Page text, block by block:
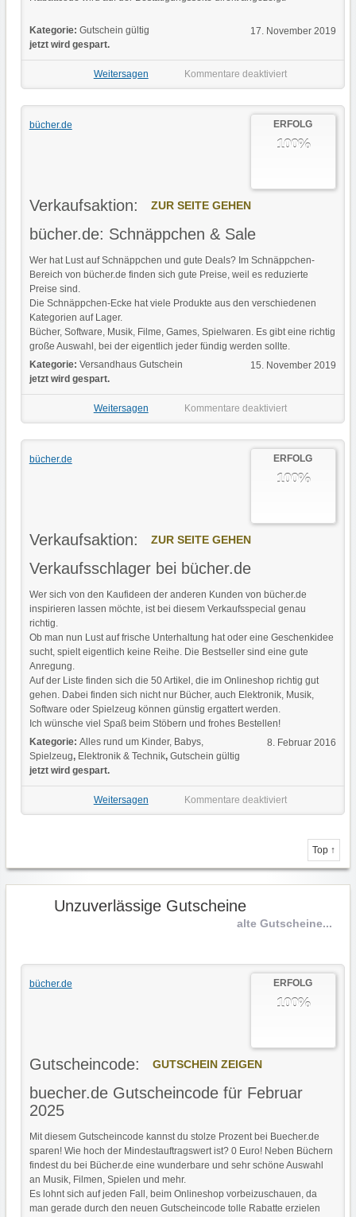
17. November 2019
Kategorie: Gutschein gültig
jetzt wird gespart.
Weitersagen Kommentare deaktiviert
bücher.de ERFOLG
100%
Verkaufsaktion: ZUR SEITE GEHEN
bücher.de: Schnäppchen & Sale
Wer hat Lust auf Schnäppchen und gute Deals? Im Schnäppchen-
Bereich von bücher.de finden sich gute Preise, weil es reduzierte
Preise sind.
Die Schnäppchen-Ecke hat viele Produkte aus den verschiedenen
Kategorien auf Lager.
Bücher, Software, Musik, Filme, Games, Spielwaren. Es gibt eine richtig
große Auswahl, bei der eigentlich jeder fündig werden sollte.
15. November 2019
Kategorie: Versandhaus Gutschein
jetzt wird gespart.
Weitersagen Kommentare deaktiviert
bücher.de ERFOLG
100%
Verkaufsaktion: ZUR SEITE GEHEN
Verkaufsschlager bei bücher.de
Wer sich von den Kaufideen der anderen Kunden von bücher.de
inspirieren lassen möchte, ist bei diesem Verkaufsspecial genau
richtig.
Ob man nun Lust auf frische Unterhaltung hat oder eine Geschenkidee
sucht, spielt eigentlich keine Reihe. Die Bestseller sind eine gute
Anregung.
Auf der Liste finden sich die 50 Artikel, die im Onlineshop richtig gut
gehen. Dabei finden sich nicht nur Bücher, auch Elektronik, Musik,
Software oder Spielzeug können günstig ergattert werden.
Ich wünsche viel Spaß beim Stöbern und frohes Bestellen!
8. Februar 2016
Kategorie: Alles rund um Kinder, Babys,
Spielzeug, Elektronik & Technik, Gutschein gültig
jetzt wird gespart.
Weitersagen Kommentare deaktiviert
Top ↑
Unzuverlässige Gutscheine
alte Gutscheine...
bücher.de ERFOLG
100%
Gutscheincode: GUTSCHEIN ZEIGEN
buecher.de Gutscheincode für Februar
2025
Mit diesem Gutscheincode kannst du stolze Prozent bei Buecher.de
sparen! Wie hoch der Mindestauftragswert ist? 0 Euro! Neben Büchern
findest du bei Bücher.de eine wunderbare und sehr schöne Auswahl
an Musik, Filmen, Spielen und mehr.
Es lohnt sich auf jeden Fall, beim Onlineshop vorbeizuschauen, da
man gerade durch den neuen Gutscheincode tolle Rabatte erzielen